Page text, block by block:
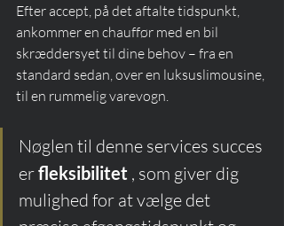
Efter accept, på det aftalte tidspunkt,
ankommer en chauffør med en bil
skræddersyet til dine behov – fra en
standard sedan, over en luksuslimousine,
til en rummelig varevogn.
Nøglen til denne services succes
er fleksibilitet , som giver dig
mulighed for at vælge det